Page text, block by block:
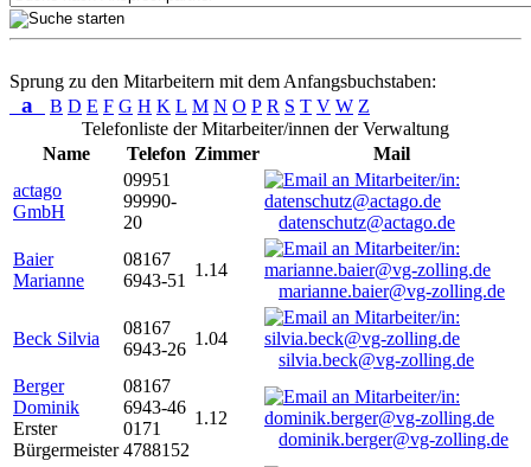
Sprung zu den Mitarbeitern mit dem Anfangsbuchstaben:
a B D E F G H K L M N O P R S T V W Z
Telefonliste der Mitarbeiter/innen der Verwaltung
Name
Telefon Zimmer
Mail
actago
GmbH
09951
99990-
20
datenschutz@actago.de
Baier
Marianne
08167
6943-51
1.14
marianne.baier@vg-zolling.de
Beck Silvia
08167
6943-26
1.04
silvia.beck@vg-zolling.de
Berger
Dominik
Erster
Bürgermeister
08167
6943-46
0171
4788152
1.12
dominik.berger@vg-zolling.de